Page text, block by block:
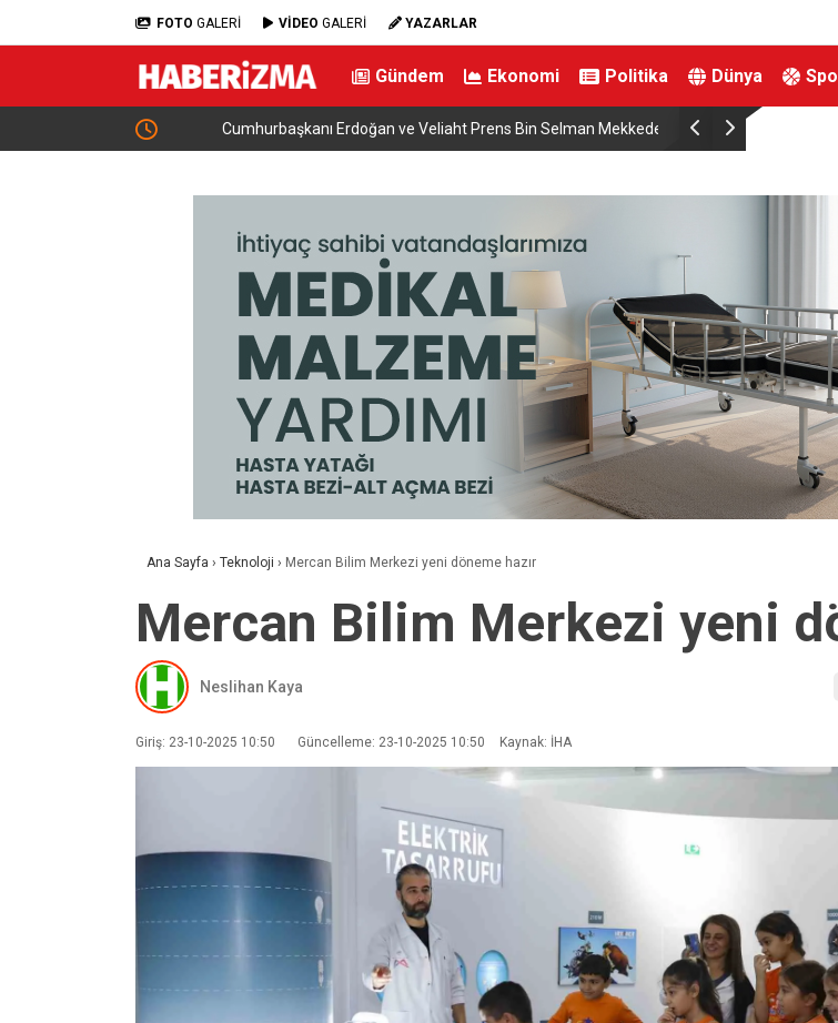
FOTO GALERİ VİDEO GALERİ YAZARLAR
Gündem Ekonomi Politika Dünya
Cumhurbaşkanı Erdoğan ve Veliaht Prens Bin Selman Mekkede Türkiye, Suudi
Ana Sayfa › Teknoloji › Mercan Bilim Merkezi yeni döneme hazır
Mercan Bilim Merkezi yeni
Neslihan Kaya
Giriş: 23-10-2025 10:50 Güncelleme: 23-10-2025 10:50 Kaynak: İHA